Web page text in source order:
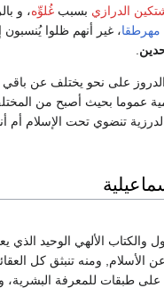
الدرازي بسبب غُلوِّه، و
مهرطقا، غير أنهم ظلوا يُنسبون
على نحو يختلف عن باقي
عموما بحيث أصبح من
تنضوي تحت الإسلام أم
والكتاب الألهي الوحيد الذي
الأسلام, ومنه تنبثق كل
على طبقات للمعرفة البشرية،